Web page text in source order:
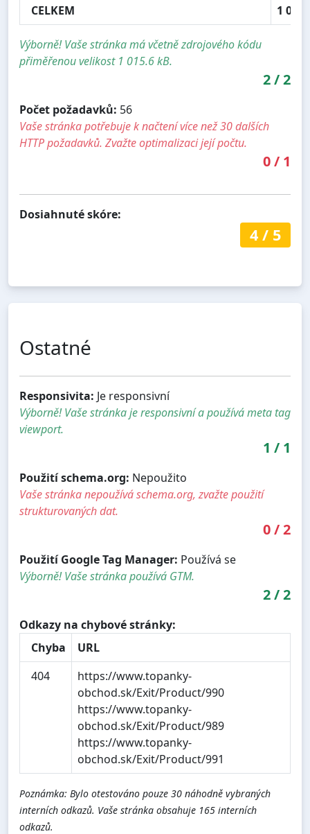
CELKEM 1
Výborně! Vaše stránka má včetně zdrojového kódu
přiměřenou velikost 1 015.6 kB.
2/2
Počet požadavků: 56
Vaše stránka potřebuje k načtení více než 30 dalších
HTTP požadavků. Zvažte optimalizaci její počtu.
0/ 1
Dosiahnuté skóre:
4/ 5
Ostatné
Responsivita: Je responsivní
Výborně! Vaše stránka je responsivní a používá meta tag
viewport.
1 / 1
Použití schema.org: Nepoužito
Vaše stránka nepoužívá schema.org, zvažte použití
strukturovaných dat.
0/2
Použití Google Tag Manager: Používá se
Výborně! Vaše stránka používá GTM.
2/2
Odkazy na chybové stránky:
Chyba
URL
404
https://www.topanky-
obchod.sk/Exit/Product/990
https://www.topanky-
obchod.sk/Exit/Product/989
https://www.topanky-
obchod.sk/Exit/Product/991
Poznámka: Bylo otestováno pouze 30 náhodně vybraných
interních odkazů. Vaše stránka obsahuje 165 interních
odkazů.